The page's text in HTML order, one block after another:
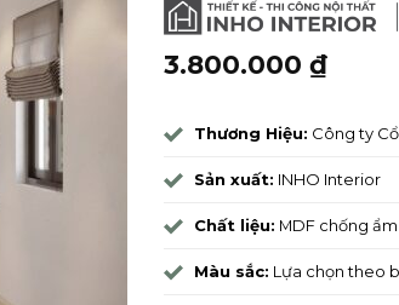
3.800.000 ₫
Thương Hiệu: Công ty
Sản xuất: INHO Interior
Chất liệu: MDF chống
Màu sắc: Lựa chọn theo